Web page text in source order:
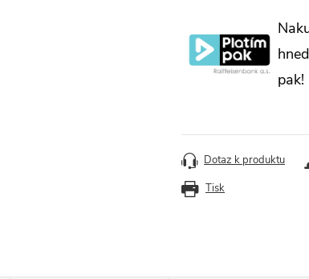
pak!
Tisk
Dotaz k produktu